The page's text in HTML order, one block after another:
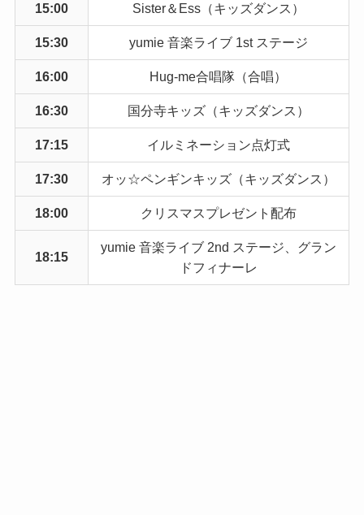
15:00 Sister＆Ess（キッズダンス）
15:30 yumie 音楽ライブ 1st ステージ
16:00 Hug-me合唱隊（合唱）
16:30 国分寺キッズ（キッズダンス）
17:15 イルミネーション点灯式
17:30 オッ☆ペンギンキッズ（キッズダンス）
18:00 クリスマスプレゼント配布
18:15
yumie 音楽ライブ 2nd ステージ、グラン
ドフィナーレ